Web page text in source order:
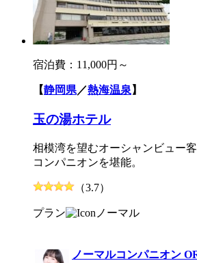
宿泊費： 11,000円～
【静岡県／熱海温泉】
玉の湯ホテル
相模湾を望むオーシャンビュー
コンパニオンを堪能。
（3.7）
プラン ノーマル
ノーマルコンパニオン